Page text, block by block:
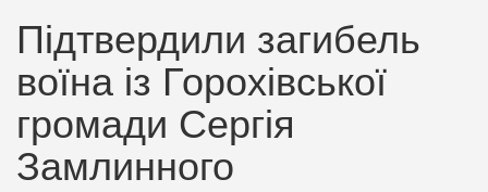
Підтвердили загибель
воїна із Горохівської
громади Сергія
Замлинного